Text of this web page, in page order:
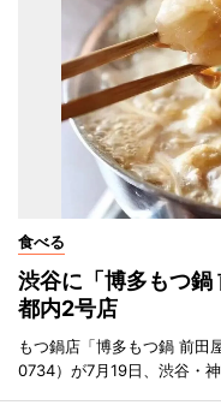
食べる
渋谷に「博多もつ
都内2号店
もつ鍋店「博多もつ鍋 前
0734）が7月19日、渋谷・